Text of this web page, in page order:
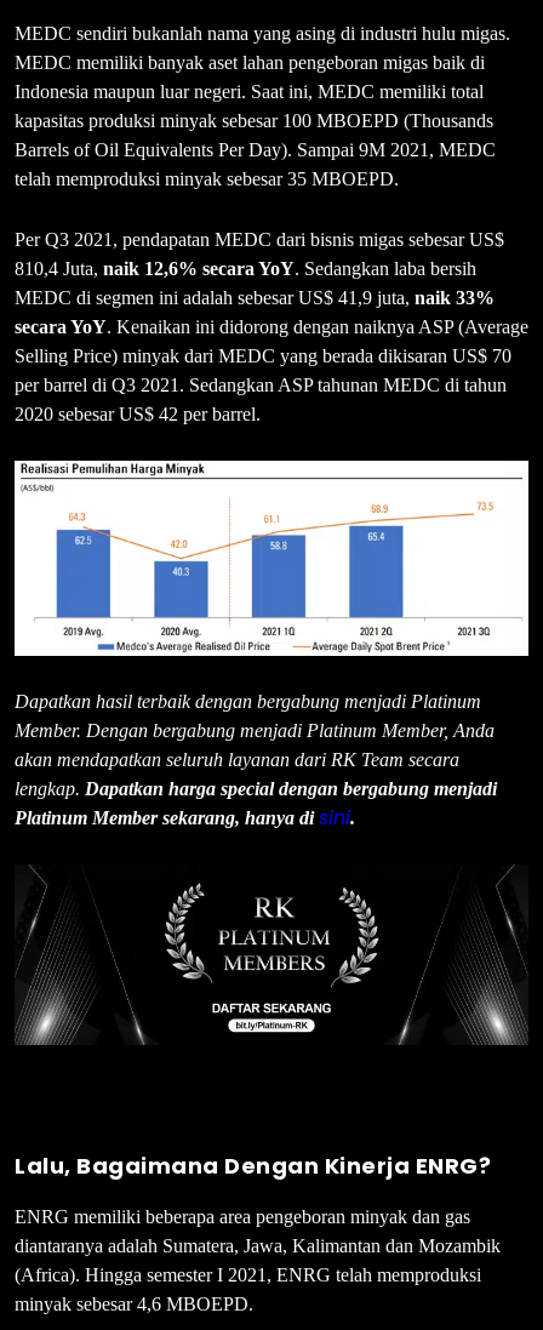
MEDC sendiri bukanlah nama yang asing di industri hulu migas.
MEDC memiliki banyak aset lahan pengeboran migas baik di
Indonesia maupun luar negeri. Saat ini, MEDC memiliki total
kapasitas produksi minyak sebesar 100 MBOEPD (Thousands
Barrels of Oil Equivalents Per Day). Sampai 9M 2021, MEDC
telah memproduksi minyak sebesar 35 MBOEPD.
Per Q3 2021, pendapatan MEDC dari bisnis migas sebesar US$
810,4 Juta, naik 12,6% secara YoY. Sedangkan laba bersih
MEDC di segmen ini adalah sebesar US$ 41,9 juta, naik 33%
secara YoY. Kenaikan ini didorong dengan naiknya ASP (Average
Selling Price) minyak dari MEDC yang berada dikisaran US$ 70
per barrel di Q3 2021. Sedangkan ASP tahunan MEDC di tahun
2020 sebesar US$ 42 per barrel.
Dapatkan hasil terbaik dengan bergabung menjadi Platinum
Member. Dengan bergabung menjadi Platinum Member, Anda
akan mendapatkan seluruh layanan dari RK Team secara
lengkap. Dapatkan harga special dengan bergabung menjadi
Platinum Member sekarang, hanya disini.
Lalu, Bagaimana Dengan Kinerja ENRG?
ENRG memiliki beberapa area pengeboran minyak dan gas
diantaranya adalah Sumatera, Jawa, Kalimantan dan Mozambik
(Africa). Hingga semester I 2021, ENRG telah memproduksi
minyak sebesar 4,6 MBOEPD.